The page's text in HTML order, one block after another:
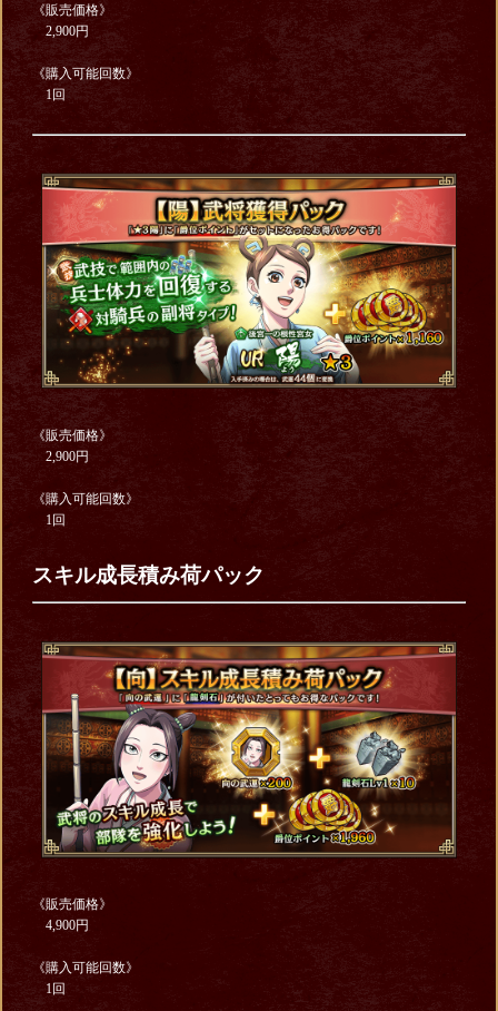
《販売価格》
2,900円
《購入可能回数》
1回
《販売価格》
2,900円
《購入可能回数》
1回
スキル成長積み荷パック
《販売価格》
4,900円
《購入可能回数》
1回